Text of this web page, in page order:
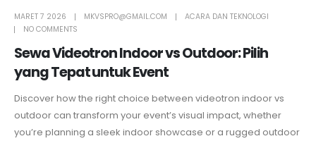
MARET 7 2026 MKVSPRO@GMAIL.COM
ACARA DAN TEKNOLOGI
NO COMMENTS
Sewa Videotron Indoor vs Outdoor: Pilih
yang Tepat untuk Event
Discover how the right choice between videotron indoor vs
outdoor can transform your event’s visual impact, whether
you’re planning a sleek indoor showcase or a rugged outdoor